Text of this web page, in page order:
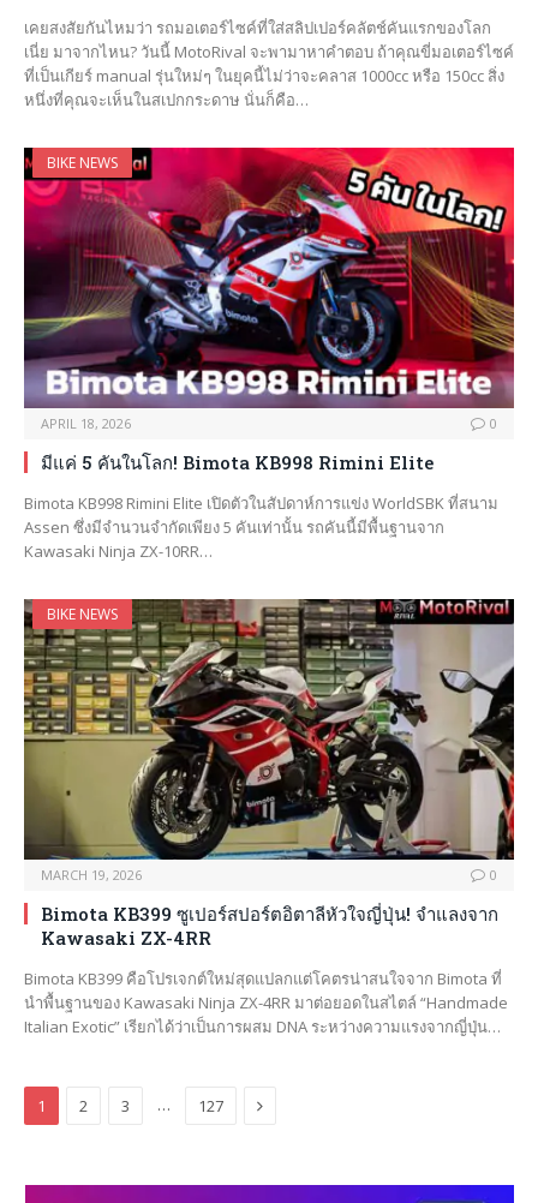
เคยสงสัยกันไหมว่า รถมอเตอร์ไซค์ที่ใส่สลิปเปอร์คลัตช์คันแรกของโลก
เนี่ย มาจากไหน? วันนี้ MotoRival จะพามาหาคำตอบ ถ้าคุณขี่มอเตอร์ไซค์
ที่เป็นเกียร์ manual รุ่นใหม่ๆ ในยุคนี้ไม่ว่าจะคลาส 1000cc หรือ 150cc สิ่ง
หนึ่งที่คุณจะเห็นในสเปกกระดาษ นั่นก็คือ…
BIKE NEWS
APRIL 18, 2026 0
มีแค่ 5 คันในโลก! Bimota KB998 Rimini Elite
Bimota KB998 Rimini Elite เปิดตัวในสัปดาห์การแข่ง WorldSBK ที่สนาม
Assen ซึ่งมีจำนวนจำกัดเพียง 5 คันเท่านั้น รถคันนี้มีพื้นฐานจาก
Kawasaki Ninja ZX-10RR…
BIKE NEWS
MARCH 19, 2026 0
Bimota KB399 ซูเปอร์สปอร์ตอิตาลีหัวใจญี่ปุ่น! จำแลงจาก
Kawasaki ZX-4RR
Bimota KB399 คือโปรเจกต์ใหม่สุดแปลกแต่โคตรน่าสนใจจาก Bimota ที่
นำพื้นฐานของ Kawasaki Ninja ZX-4RR มาต่อยอดในสไตล์ “Handmade
Italian Exotic” เรียกได้ว่าเป็นการผสม DNA ระหว่างความแรงจากญี่ปุ่น…
1 2 3 … 127 Next